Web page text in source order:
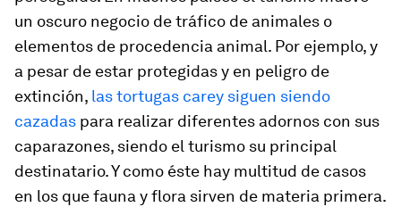
un oscuro negocio de tráfico de animales o
elementos de procedencia animal. Por ejemplo, y
a pesar de estar protegidas y en peligro de
extinción, las tortugas carey siguen siendo
cazadas para realizar diferentes adornos con sus
caparazones, siendo el turismo su principal
destinatario. Y como éste hay multitud de casos
en los que fauna y flora sirven de materia primera.